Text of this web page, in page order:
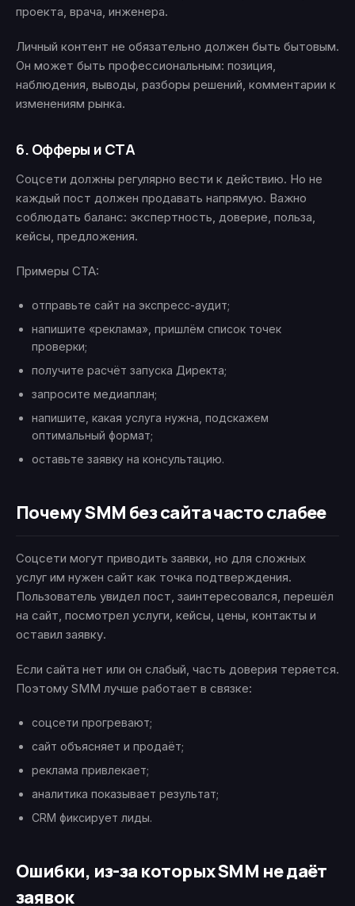
проекта, врача, инженера.
Личный контент не обязательно должен быть бытовым.
Он может быть профессиональным: позиция,
наблюдения, выводы, разборы решений, комментарии к
изменениям рынка.
6. Офферы и CTA
Соцсети должны регулярно вести к действию. Но не
каждый пост должен продавать напрямую. Важно
соблюдать баланс: экспертность, доверие, польза,
кейсы, предложения.
Примеры CTA:
отправьте сайт на экспресс-аудит;
напишите «реклама», пришлём список точек
проверки;
получите расчёт запуска Директа;
запросите медиаплан;
напишите, какая услуга нужна, подскажем
оптимальный формат;
оставьте заявку на консультацию.
Почему SMM без сайта часто слабее
Соцсети могут приводить заявки, но для сложных
услуг им нужен сайт как точка подтверждения.
Пользователь увидел пост, заинтересовался, перешёл
на сайт, посмотрел услуги, кейсы, цены, контакты и
оставил заявку.
Если сайта нет или он слабый, часть доверия теряется.
Поэтому SMM лучше работает в связке:
соцсети прогревают;
сайт объясняет и продаёт;
реклама привлекает;
аналитика показывает результат;
CRM фиксирует лиды.
Ошибки, из-за которых SMM не даёт
заявок